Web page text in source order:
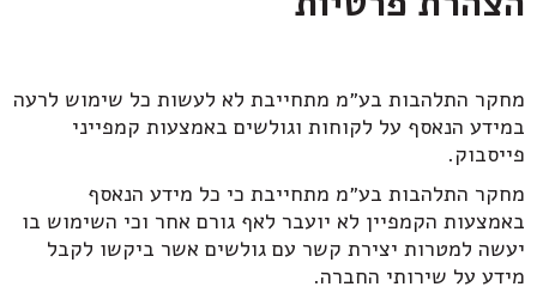
מחקר התלהבות בע״מ מתחייבת לא לעשות כל שימוש לרעה
במידע הנאסף על לקוחות וגולשים באמצעות קמפייני
פייסבוק.
מחקר התלהבות בע״מ מתחייבת כי כל מידע הנאסף
באמצעות הקמפיין לא יועבר לאף גורם אחר וכי השימוש בו
יעשה למטרות יצירת קשר עם גולשים אשר ביקשו לקבל
מידע על שירותי החברה.